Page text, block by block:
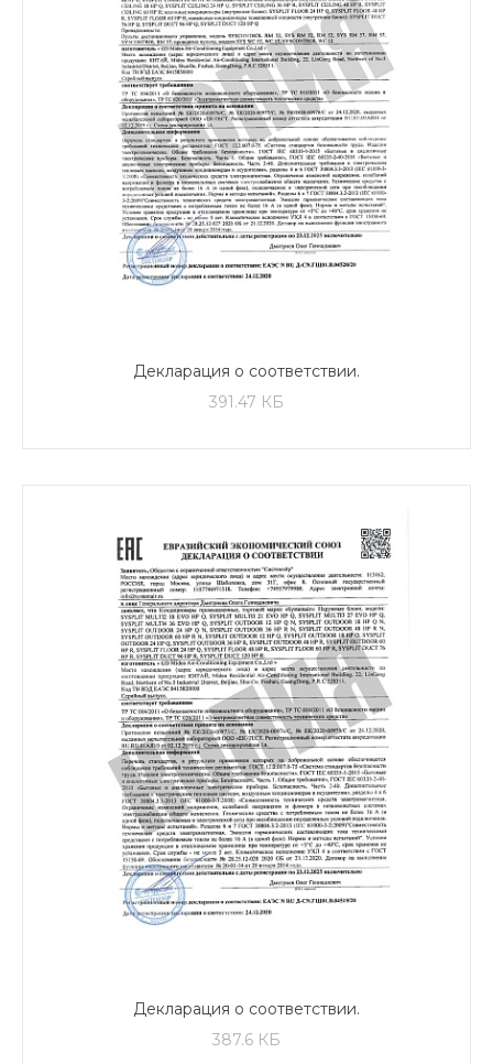
Декларация о соответствии.
Кондиционеры полупромышленные,
391.47 КБ
Декларация о соответствии.
Кондиционеры полупромышленные,
387.6 КБ